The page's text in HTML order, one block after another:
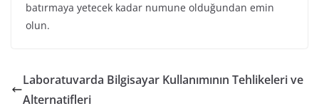
batırmaya yetecek kadar numune olduğundan emin
olun.
Laboratuvarda Bilgisayar Kullanımının Tehlikeleri ve
Alternatifleri